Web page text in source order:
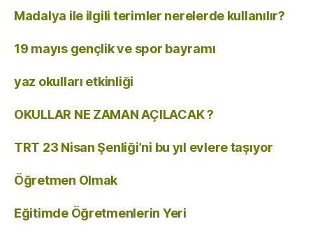
Madalya ile ilgili terimler nerelerde kullanılır?
19 mayıs gençlik ve spor bayramı
yaz okulları etkinliği
OKULLAR NE ZAMAN AÇILACAK ?
TRT 23 Nisan Şenliği’ni bu yıl evlere taşıyor
Öğretmen Olmak
Eğitimde Öğretmenlerin Yeri